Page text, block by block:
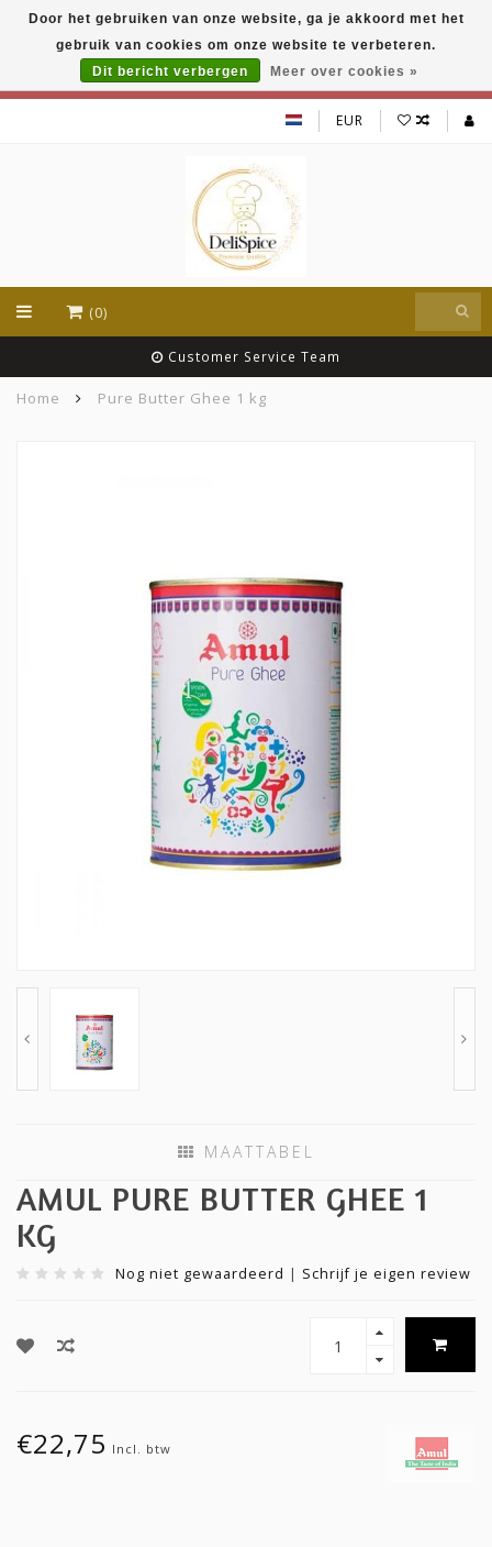
DeliSpice is your online Indian grocery shop with
exclusive brands like Daawat, Suhana, DeliSpice
and many more !!!
EUR
(0)
Customer Service Team
Home Pure Butter Ghee 1 kg
MAATTABEL
AMUL PURE BUTTER GHEE 1
KG
Nog niet gewaardeerd | Schrijf je eigen review
€22,75 Incl. btw
Door het gebruiken van onze website, ga je akkoord met het
gebruik van cookies om onze website te verbeteren.
Dit bericht verbergen
Meer over cookies »